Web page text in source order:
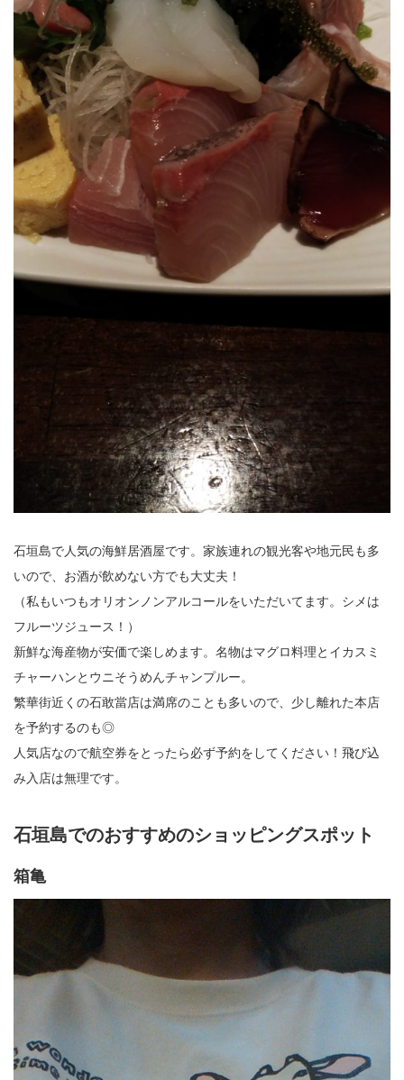
石垣島で人気の海鮮居酒屋です。家族連れの観光客や地元民も多
いので、お酒が飲めない方でも大丈夫！
（私もいつもオリオンノンアルコールをいただいてます。シメは
フルーツジュース！）
新鮮な海産物が安価で楽しめます。名物はマグロ料理とイカスミ
チャーハンとウニそうめんチャンプルー。
繁華街近くの石敢當店は満席のことも多いので、少し離れた本店
を予約するのも◎
人気店なので航空券をとったら必ず予約をしてください！飛び込
み入店は無理です。
石垣島でのおすすめのショッピングスポット
箱亀